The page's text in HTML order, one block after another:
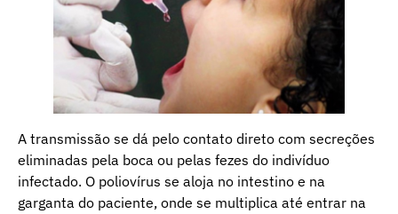
A transmissão se dá pelo contato direto com secreções
eliminadas pela boca ou pelas fezes do indivíduo
infectado. O poliovírus se aloja no intestino e na
garganta do paciente, onde se multiplica até entrar na